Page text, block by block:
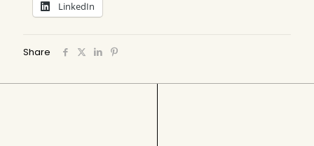
LinkedIn
Share